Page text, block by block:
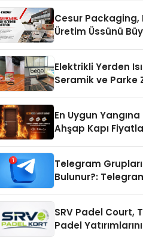
Cesur Packaging,
Üretim Üssünü
Elektrikli Yerden
Seramik ve Parke
En Uygun Yangına
Ahşap Kapı
Telegram Grupları
Bulunur?:
SRV Padel Court,
Padel